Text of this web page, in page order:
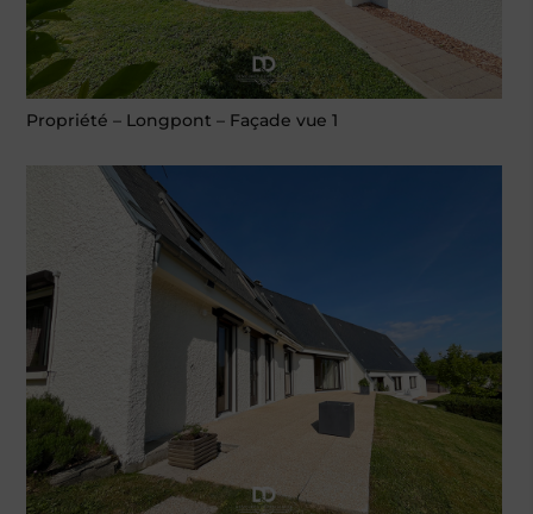
Propriété – Longpont – Façade vue 1